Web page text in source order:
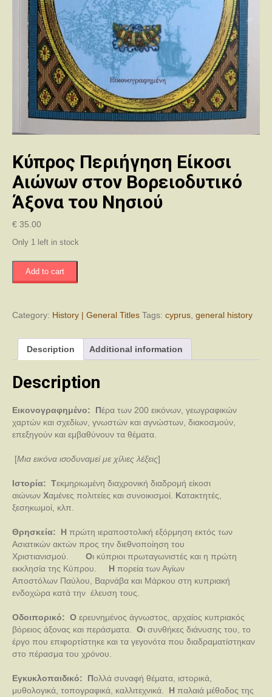
Κύπρος Περιήγηση Είκοσι
Αιώνων στον Βορειοδυτικό
Άξονα του Νησιού
€ 35.00
Only 1 left in stock
Κύπρος
στον
Άξονα
quantity
Add to cart
Category: History | General Titles Tags: cyprus general history
Description Additional information
Description
Εικονογραφημένο: Πέρα των 200 εικόνων, γεωγραφικών
χαρτών και σχεδίων, γνωστών και αγνώστων, διακοσμούν,
επεξηγούν και εμβαθύνουν τα θέματα.
[Μια εικόνα ισοδυναμεί με χίλιες λέξεις]
Ιστορία: Τεκμηριωμένη διαχρονική διαδρομή είκοσι
αιώνων Χαμένες πολιτείες και συνοικισμοί. Κατακτητές,
ξεσηκωμοί, κλπ.
Θρησκεία: Η πρώτη ιεραποστολική εξόρμηση εκτός των
Ασιατικών ακτών προς την διεθνοποίηση του
Χριστιανισμού. Οι κύπριοι πρωταγωνιστές και η πρώτη
εκκλησία της Κύπρου.
Η πορεία των Αγίων
Αποστόλων Παύλου, Βαρνάβα και Μάρκου στη κυπριακή
ενδοχώρα κατά την έλευση τους.
Οδοιπορικό: Ο ερευνημένος άγνωστος, αρχαίος κυπριακός
βόρειος άξονας και περάσματα. Οι συνθήκες διάνυσης του, το
έργο που επιφορτίστηκε και τα γεγονότα που διαδραματίστηκαν
στο πέρασμα του χρόνου.
Εγκυκλοπαιδικό: Πολλά συναφή θέματα, ιστορικά,
μυθολογικά, τοπογραφικά, καλλιτεχνικά. Η παλαιά μέθοδος της